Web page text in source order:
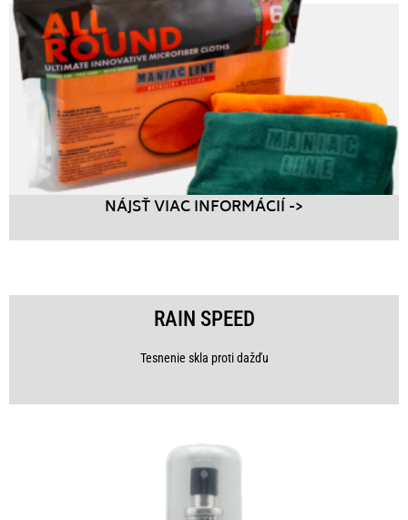
NÁJSŤ VIAC INFORMÁCIÍ ->
RAIN SPEED
Tesnenie skla proti dažďu